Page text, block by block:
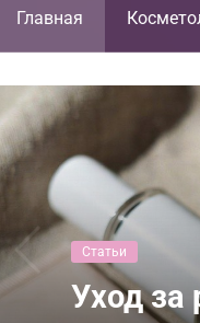
Главная
Статьи
Путь к